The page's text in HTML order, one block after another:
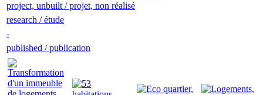
project, unbuilt / projet, non réalisé
research / étude
-
published / publication